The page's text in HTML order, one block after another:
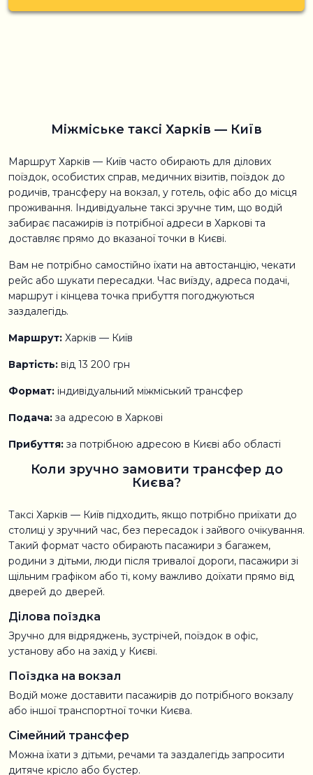
Міжміське таксі Харків — Київ
Маршрут Харків — Київ часто обирають для ділових
поїздок, особистих справ, медичних візитів, поїздок до
родичів, трансферу на вокзал, у готель, офіс або до місця
проживання. Індивідуальне таксі зручне тим, що водій
забирає пасажирів із потрібної адреси в Харкові та
доставляє прямо до вказаної точки в Києві.
Вам не потрібно самостійно їхати на автостанцію, чекати
рейс або шукати пересадки. Час виїзду, адреса подачі,
маршрут і кінцева точка прибуття погоджуються
заздалегідь.
Маршрут: Харків — Київ
Вартість: від 13 200 грн
Формат: індивідуальний міжміський трансфер
Подача: за адресою в Харкові
Прибуття: за потрібною адресою в Києві або області
Коли зручно замовити трансфер до
Києва?
Таксі Харків — Київ підходить, якщо потрібно приїхати до
столиці у зручний час, без пересадок і зайвого очікування.
Такий формат часто обирають пасажири з багажем,
родини з дітьми, люди після тривалої дороги, пасажири зі
щільним графіком або ті, кому важливо доїхати прямо від
дверей до дверей.
Ділова поїздка
Зручно для відряджень, зустрічей, поїздок в офіс,
установу або на захід у Києві.
Поїздка на вокзал
Водій може доставити пасажирів до потрібного вокзалу
або іншої транспортної точки Києва.
Сімейний трансфер
Можна їхати з дітьми, речами та заздалегідь запросити
дитяче крісло або бустер.